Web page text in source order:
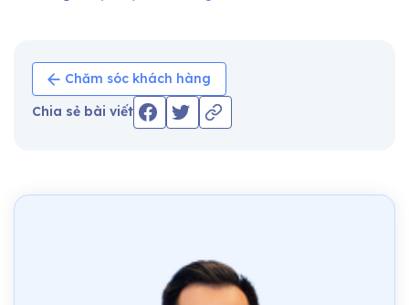
Chăm sóc khách hàng
Chia sẻ bài viết